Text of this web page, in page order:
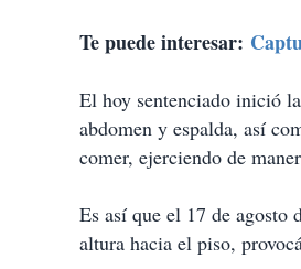
Te puede interesar:
El hoy sentenciado inició
abdomen y espalda, así
comer, ejerciendo de
Es así que el 17 de agosto
altura hacia el piso,